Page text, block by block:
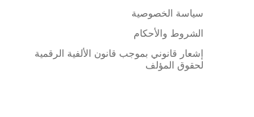
سياسة الخصوصية
الشروط والأحكام
إشعار قانوني بموجب قانون الألفية الرقمية
لحقوق المؤلف